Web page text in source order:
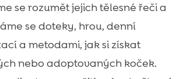
koček: jak ovlivňuje vztah s
se rozumět jejich tělesné řeči a
se doteky, hrou, denní
a metodami, jak si získat
nebo adoptovaných koček.